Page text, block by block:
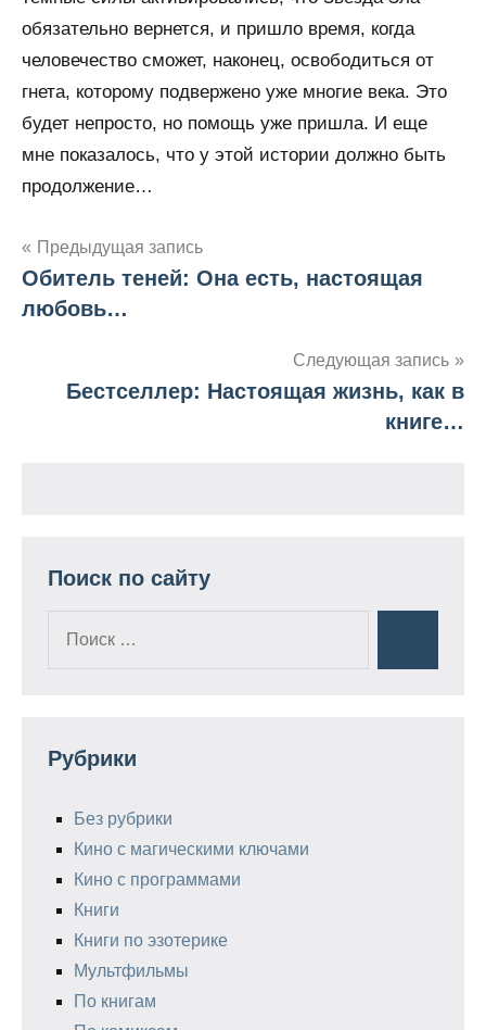
обязательно вернется, и пришло время, когда
человечество сможет, наконец, освободиться от
гнета, которому подвержено уже многие века. Это
будет непросто, но помощь уже пришла. И еще
мне показалось, что у этой истории должно быть
продолжение…
Навигация
по
Предыдущая запись
Обитель теней: Она есть, настоящая
любовь…
Следующая запись
Бестселлер: Настоящая жизнь, как в
книге…
Поиск по сайту
Рубрики
Без рубрики
Кино с магическими ключами
Кино с программами
Книги
Книги по эзотерике
Мультфильмы
По книгам